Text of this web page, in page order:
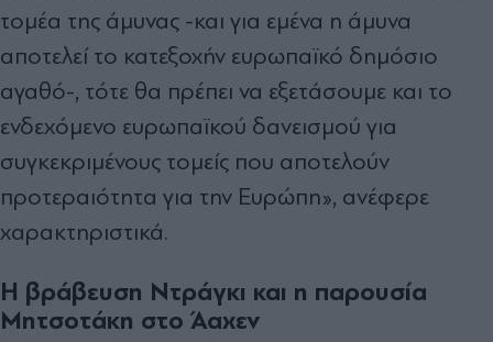
τομέα της άμυνας -και για εμένα η άμυνα
αποτελεί το κατεξοχήν ευρωπαϊκό δημόσιο
αγαθό-, τότε θα πρέπει να εξετάσουμε και το
ενδεχόμενο ευρωπαϊκού δανεισμού για
συγκεκριμένους τομείς που αποτελούν
προτεραιότητα για την Ευρώπη», ανέφερε
χαρακτηριστικά.
Η βράβευση Ντράγκι και η παρουσία
Μητσοτάκη στο Άαχεν